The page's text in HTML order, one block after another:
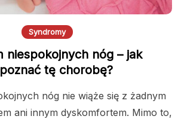
Syndromy
niespokojnych nóg – jak
tę chorobę?
nóg nie wiąże się z żadnym
ani innym dyskomfortem. Mimo to,